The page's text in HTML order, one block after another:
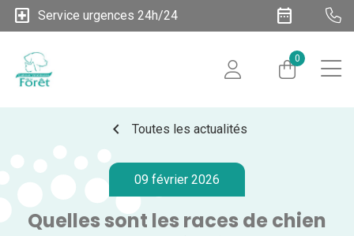
local_hospital Service urgences 24h/24 date_range
0
chevron_left Toutes les actualités
09 février 2026
Quelles sont les races de chien